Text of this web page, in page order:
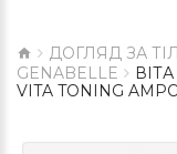
ДОГЛЯД ЗА
GENABELLE
VITA TONING